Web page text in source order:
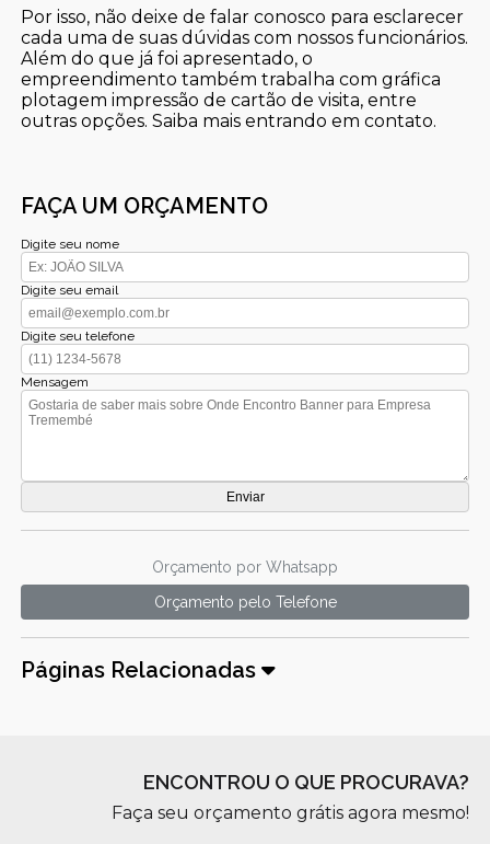
Por isso, não deixe de falar conosco para esclarecer
cada uma de suas dúvidas com nossos funcionários.
Além do que já foi apresentado, o
empreendimento também trabalha com gráfica
plotagem impressão de cartão de visita, entre
outras opções. Saiba mais entrando em contato.
FAÇA UM ORÇAMENTO
Digite seu nome
Digite seu email
Digite seu telefone
Mensagem
Orçamento por Whatsapp
Orçamento pelo Telefone
Páginas Relacionadas
ENCONTROU O QUE PROCURAVA?
Faça seu orçamento grátis agora mesmo!